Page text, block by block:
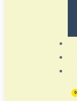
0